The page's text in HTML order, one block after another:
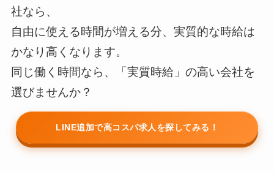
社なら、
自由に使える時間が増える分、実質的な時給は
かなり高くなります。
同じ働く時間なら、「実質時給」の高い会社を
選びませんか？
LINE追加で高コスパ求人を探してみる！